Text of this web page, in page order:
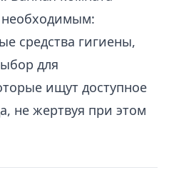
необходимым:
средства гигиены,
для
ищут доступное
не жертвуя при этом